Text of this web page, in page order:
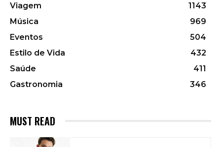
Viagem
1143
Música
969
Eventos
504
Estilo de Vida
432
Saúde
411
Gastronomia
346
MUST READ